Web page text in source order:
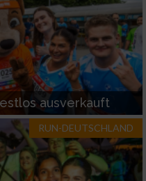
ausverkauft
RUN-DEUTSCHLAND